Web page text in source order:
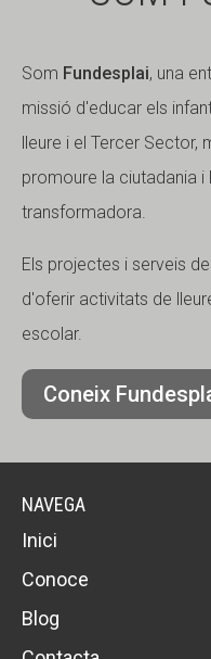
Som Fundesplai, una
missió d'educar els
lleure i el Tercer Sector,
promoure la ciutadania
transformadora.
Els projectes i serveis
d'oferir activitats de
escolar.
Coneix
NAVEGA
Inici
Conoce
Blog